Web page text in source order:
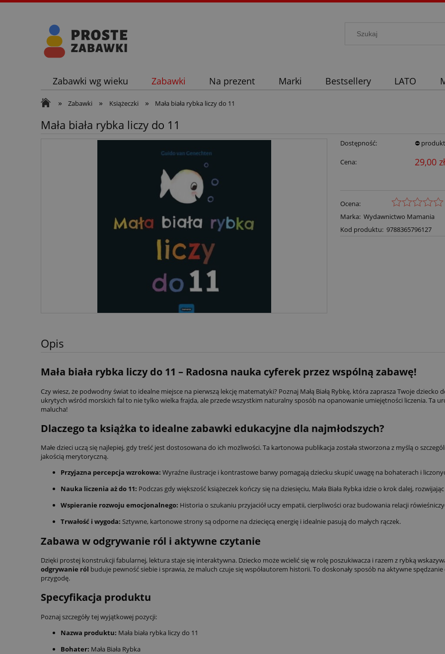
Zabawki wg wieku Zabawki Na prezent Marki Bestsellery LATO
» Zabawki » Książeczki » Mała biała rybka liczy do 11
Mała biała rybka liczy do 11
Dostępność: ⛔
Cena: 29,00 zł
Ocena:
Marka: Wydawnictwo Mamania
Kod produktu: 9788365796127
Opis
Mała biała rybka liczy do 11 – Radosna nauka cyferek przez wspólną zabawę!
Czy wiesz, że podwodny świat to idealne miejsce na pierwszą lekcję matematyki? Poznaj Małą Białą Rybkę, która zaprasza Twoje dziecko
ukrytych wśród morskich fal to nie tylko wielka frajda, ale przede wszystkim naturalny sposób na opanowanie umiejętności liczenia. Ta
malucha!
Dlaczego ta książka to idealne zabawki edukacyjne dla najmłodszych?
Małe dzieci uczą się najlepiej, gdy treść jest dostosowana do ich możliwości. Ta kartonowa publikacja została stworzona z myślą o
jakością merytoryczną.
Przyjazna percepcja wzrokowa: Wyraźne ilustracje i kontrastowe barwy pomagają dziecku skupić uwagę na bohaterach i
Nauka liczenia aż do 11: Podczas gdy większość książeczek kończy się na dziesięciu, Mała Biała Rybka idzie o krok dalej,
Wspieranie rozwoju emocjonalnego: Historia o szukaniu przyjaciół uczy empatii, cierpliwości oraz budowania relacji
Trwałość i wygoda: Sztywne, kartonowe strony są odporne na dziecięcą energię i idealnie pasują do małych rączek.
Zabawa w odgrywanie ról i aktywne czytanie
Dzięki prostej konstrukcji fabularnej, lektura staje się interaktywna. Dziecko może wcielić się w rolę poszukiwacza i razem z rybką
odgrywanie ról buduje pewność siebie i sprawia, że maluch czuje się współautorem historii. To doskonały sposób na aktywne
przygodę.
Specyfikacja produktu
Poznaj szczegóły tej wyjątkowej pozycji:
Nazwa produktu: Mała biała rybka liczy do 11
Bohater: Mała Biała Rybka